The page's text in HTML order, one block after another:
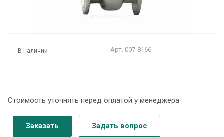
В наличии Арт. 007-8166
Стоимость уточнять перед оплатой у менеджера
Заказать Задать вопрос